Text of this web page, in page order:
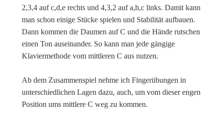
2,3,4 auf c,d,e rechts und 4,3,2 auf a,h,c links. Damit kann
man schon einige Stücke spielen und Stabilität aufbauen.
Dann kommen die Daumen auf C und die Hände rutschen
einen Ton auseinander. So kann man jede gängige
Klaviermethode vom mittleren C aus nutzen.
Ab dem Zusammenspiel nehme ich Fingerübungen in
unterschiedlichen Lagen dazu, auch, um vom dieser engen
Position ums mittlere C weg zu kommen.